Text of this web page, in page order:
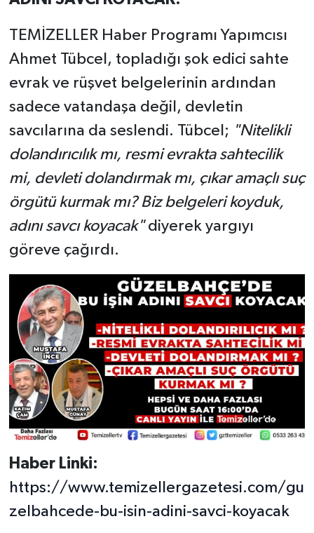
TEMİZELLER Haber Programı Yapımcısı
Ahmet Tübcel, topladığı şok edici sahte
evrak ve rüşvet belgelerinin ardından
sadece vatandaşa değil, devletin
savcılarına da seslendi. Tübcel; "Nitelikli
dolandırıcılık mı, resmi evrakta sahtecilik
mi, devleti dolandırmak mı, çıkar amaçlı suç
örgütü kurmak mı? Biz belgeleri koyduk,
adını savcı koyacak"diyerek yargıyı
göreve çağırdı.
Haber Linki:
https://www.temizellergazetesi.com/gu
zelbahcede-bu-isin-adini-savci-koyacak